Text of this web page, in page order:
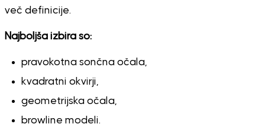
več definicije.
Najboljša izbira so:
pravokotna sončna očala,
kvadratni okvirji,
geometrijska očala,
browline modeli.